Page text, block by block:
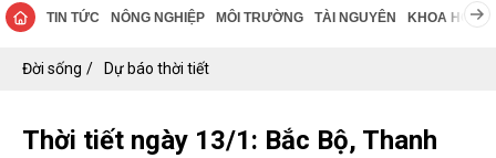
TIN TỨC NÔNG NGHIỆP MÔI TRƯỜNG TÀI NGUYÊN KHOA HỌC
Đời sống Dự báo thời tiết
Thời tiết ngày 13/1: Bắc Bộ, Thanh